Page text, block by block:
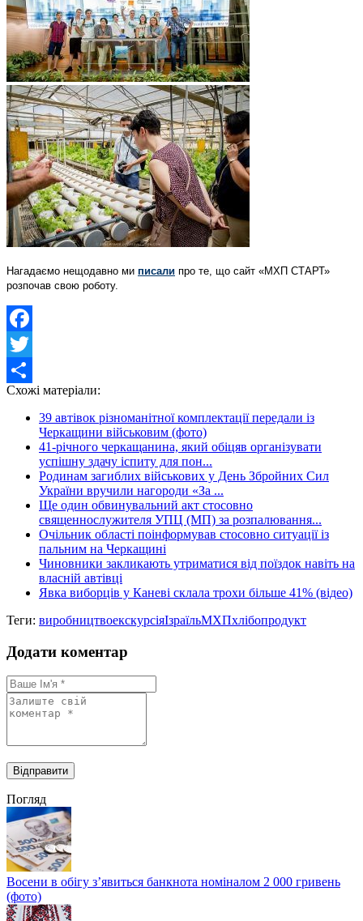
Нагадаємо нещодавно ми писали про те, що сайт «МХП СТАРТ»
розпочав свою роботу.
Facebook
Twitter
Share
Схожі матеріали:
39 автівок різноманітної комплектації передали із
Черкащини військовим (фото)
41-річного черкащанина, який обіцяв організувати
успішну здачу іспиту для пон...
Родинам загиблих військових у День Збройних Сил
України вручили нагороди «За ...
Ще один обвинувальний акт стосовно
священнослужителя УПЦ (МП) за розпалювання...
Очільник області поінформував стосовно ситуації із
пальним на Черкащині
Чиновники закликають утриматися від поїздок навіть на
власній автівці
Явка виборців у Каневі склала трохи більше 41% (відео)
Теги: виробництвоекскурсіяІзраїльМХПхлібопродукт
Додати коментар
Погляд
Восени в обігу з’явиться банкнота номіналом 2 000 гривень
(фото)